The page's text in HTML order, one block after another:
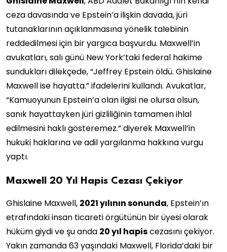
ceza davasında ve Epstein’a ilişkin davada, jüri
tutanaklarının açıklanmasına yönelik talebinin
reddedilmesi için bir yargıca başvurdu. Maxwell’in
avukatları, salı günü New York’taki federal hakime
sundukları dilekçede, “Jeffrey Epstein öldü. Ghislaine
Maxwell ise hayatta.” ifadelerini kullandı. Avukatlar,
“Kamuoyunun Epstein’a olan ilgisi ne olursa olsun,
sanık hayattayken jüri gizliliğinin tamamen ihlal
edilmesini haklı gösteremez.” diyerek Maxwell’in
hukuki haklarına ve adil yargılanma hakkına vurgu
yaptı.
Maxwell 20 Yıl Hapis Cezası Çekiyor
Ghislaine Maxwell, 2021 yılının sonunda, Epstein’ın
etrafındaki insan ticareti örgütünün bir üyesi olarak
hüküm giydi ve şu anda 20 yıl hapiscezasını çekiyor.
Yakın zamanda 63 yaşındaki Maxwell, Florida’daki bir